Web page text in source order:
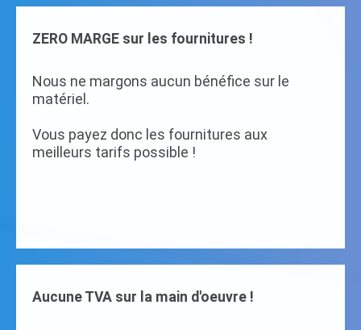
ZERO MARGE sur les fournitures !
Nous ne margons aucun bénéfice sur le
matériel.
Vous payez donc les fournitures aux
meilleurs tarifs possible !
Aucune TVA sur la main d'oeuvre !